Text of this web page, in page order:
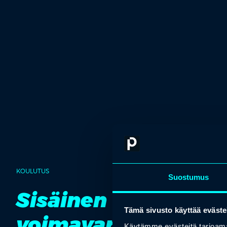
Suostumus
Tämä sivusto käyttää
KOULUTUS
Sisäinen